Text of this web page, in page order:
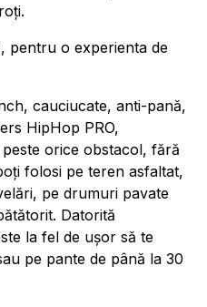
pentru o experienta de
cauciucate, anti-pană,
HipHop PRO,
orice obstacol, fără
folosi pe teren asfaltat,
pe drumuri pavate
Datorită
la fel de ușor să te
pe pante de până la 30